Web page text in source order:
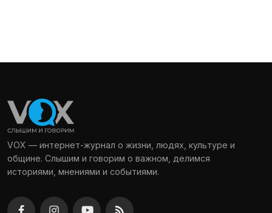
VOX — интернет-журнал о жизни, людях, культуре и
общине. Слышим и говорим о важном, делимся
историями, мнениями и событиями.